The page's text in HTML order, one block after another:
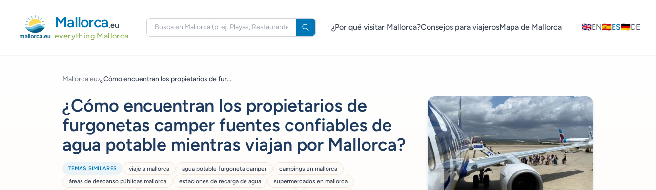
Mallorca.eu
everything Mallorca.
¿Por qué visitar Mallorca?Consejos para viajerosMapa de Mallorca 🇬🇧EN🇪🇸ES🇩🇪DE
Mallorca.eu›¿Cómo encuentran los propietarios de fur...
¿Cómo encuentran los propietarios de
furgonetas camper fuentes confiables de
agua potable mientras viajan por Mallorca?
TEMAS SIMILARES viaje a mallorca agua potable furgoneta camper
campings en mallorca
áreas de descanso públicas mallorca
estaciones de recarga de agua
supermercados en mallorca